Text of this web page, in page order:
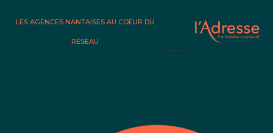
LES AGENCES NANTAISES AU COEUR DU
RÉSEAU